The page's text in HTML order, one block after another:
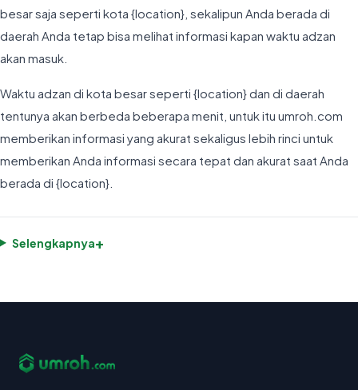
besar saja seperti kota {location}, sekalipun Anda berada di
daerah Anda tetap bisa melihat informasi kapan waktu adzan
akan masuk.
Waktu adzan di kota besar seperti {location} dan di daerah
tentunya akan berbeda beberapa menit, untuk itu umroh.com
memberikan informasi yang akurat sekaligus lebih rinci untuk
memberikan Anda informasi secara tepat dan akurat saat Anda
berada di {location}.
Selengkapnya+